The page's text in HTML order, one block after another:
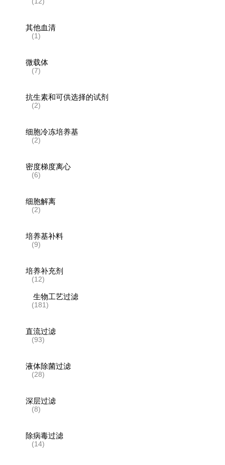
其他血清
(1)
微载体
(7)
抗生素和可供选择的试剂
(2)
细胞冷冻培养基
(2)
密度梯度离心
(6)
细胞解离
(2)
培养基补料
(9)
培养补充剂
(12)
生物工艺过滤
(181)
直流过滤
(93)
液体除菌过滤
(28)
深层过滤
(8)
除病毒过滤
(14)